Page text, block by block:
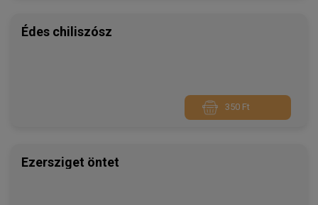
Édes chiliszósz
350 Ft
Ezersziget öntet